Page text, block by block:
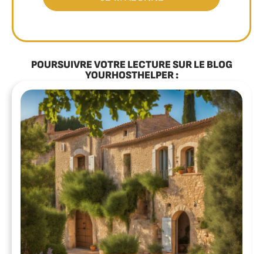
POURSUIVRE VOTRE LECTURE SUR LE BLOG
YOURHOSTHELPER :